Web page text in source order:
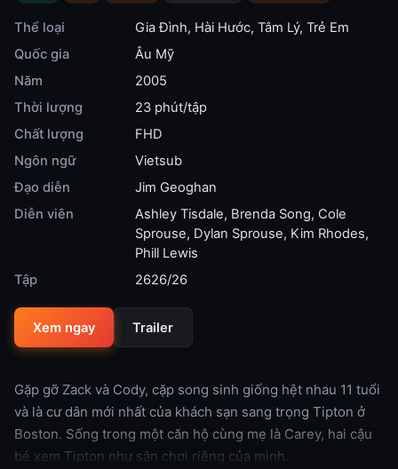
Thể loại Gia Đình, Hài Hước, Tâm Lý, Trẻ Em
Quốc gia
Âu Mỹ
Năm
2005
Thời lượng
23 phút/tập
Chất lượng
FHD
Ngôn ngữ
Vietsub
Đạo diễn
Jim Geoghan
Diễn viên
Ashley Tisdale, Brenda Song, Cole
Sprouse, Dylan Sprouse, Kim Rhodes,
Phill Lewis
Tập
2626/26
Xem ngay Trailer
Gặp gỡ Zack và Cody, cặp song sinh giống hệt nhau 11 tuổi
và là cư dân mới nhất của khách sạn sang trọng Tipton ở
Boston. Sống trong một căn hộ cùng mẹ là Carey, hai cậu
bé xem Tipton như sân chơi riêng của mình.